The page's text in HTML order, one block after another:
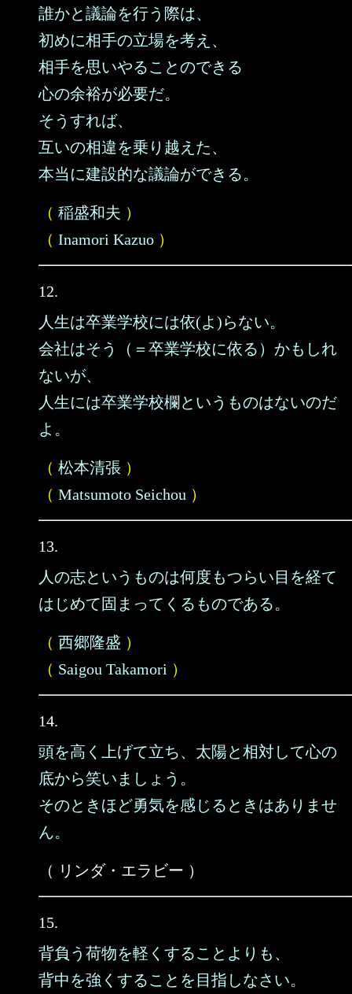
誰かと議論を行う際は、
初めに相手の立場を考え、
相手を思いやることのできる
心の余裕が必要だ。
そうすれば、
互いの相違を乗り越えた、
本当に建設的な議論ができる。
（ 稲盛和夫 ）
（ Inamori Kazuo ）
12.
人生は卒業学校には依(よ)らない。
会社はそう（＝卒業学校に依る）かもしれ
ないが、
人生には卒業学校欄というものはないのだ
よ。
（ 松本清張 ）
（ Matsumoto Seichou ）
13.
人の志というものは何度もつらい目を経て
はじめて固まってくるものである。
（ 西郷隆盛 ）
（ Saigou Takamori ）
14.
頭を高く上げて立ち、太陽と相対して心の
底から笑いましょう。
そのときほど勇気を感じるときはありませ
ん。
（ リンダ・エラビー ）
15.
背負う荷物を軽くすることよりも、
背中を強くすることを目指しなさい。